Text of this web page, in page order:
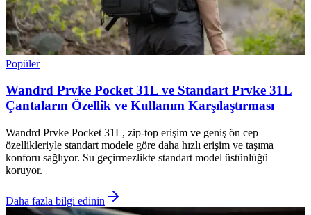
Popüler
Wandrd Prvke Pocket 31L ve Standart Prvke 31L
Çantaların Özellik ve Kullanım Karşılaştırması
Wandrd Prvke Pocket 31L, zip-top erişim ve geniş ön cep
özellikleriyle standart modele göre daha hızlı erişim ve taşıma
konforu sağlıyor. Su geçirmezlikte standart model üstünlüğü
koruyor.
Daha fazla bilgi edinin